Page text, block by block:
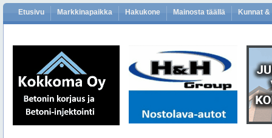
Etusivu Markkinapaikka Hakukone Mainosta täällä Kunnat